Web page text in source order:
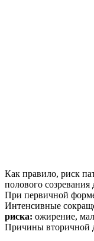
Как правило, риск
полового созревания
При первичной
Интенсивные
риска: ожирение,
Причины вторичной